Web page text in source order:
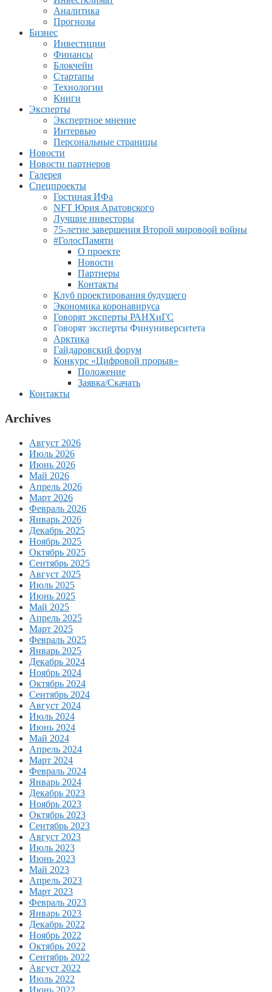
Аналитика
Прогнозы
Бизнес
Инвестиции
Финансы
Блокчейн
Стартапы
Технологии
Книги
Эксперты
Экспертное мнение
Интервью
Персональные страницы
Новости
Новости партнеров
Галерея
Спецпроекты
Гостиная ИФа
NFT Юрия Аратовского
Лучшие инвесторы
75-летие завершения Второй мировоой войны
#ГолосПамяти
О проекте
Новости
Партнеры
Контакты
Клуб проектирования будущего
Экономика коронавируса
Говорят эксперты РАНХиГС
Говорят эксперты Финуниверситета
Арктика
Гайдаровский форум
Конкурс «Цифровой прорыв»
Положение
Заявка/Скачать
Контакты
Archives
Август 2026
Июль 2026
Июнь 2026
Май 2026
Апрель 2026
Март 2026
Февраль 2026
Январь 2026
Декабрь 2025
Ноябрь 2025
Октябрь 2025
Сентябрь 2025
Август 2025
Июль 2025
Июнь 2025
Май 2025
Апрель 2025
Март 2025
Февраль 2025
Январь 2025
Декабрь 2024
Ноябрь 2024
Октябрь 2024
Сентябрь 2024
Август 2024
Июль 2024
Июнь 2024
Май 2024
Апрель 2024
Март 2024
Февраль 2024
Январь 2024
Декабрь 2023
Ноябрь 2023
Октябрь 2023
Сентябрь 2023
Август 2023
Июль 2023
Июнь 2023
Май 2023
Апрель 2023
Март 2023
Февраль 2023
Январь 2023
Декабрь 2022
Ноябрь 2022
Октябрь 2022
Сентябрь 2022
Август 2022
Июль 2022
Июнь 2022